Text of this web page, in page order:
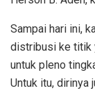
Sampai hari ini,
distribusi ke titik
untuk pleno
Untuk itu, dirinya